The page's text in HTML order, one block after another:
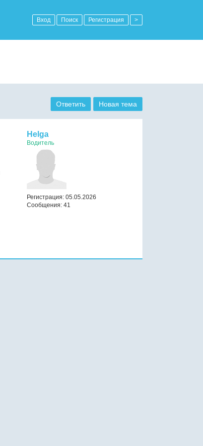
Вход Поиск Регистрация >
Новая тема
Ответить
Helga
Водитель
Регистрация: 05.05.2026
Сообщения: 41